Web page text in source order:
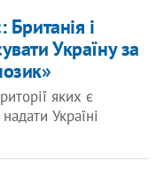
і
Україну за
яких є
Україні